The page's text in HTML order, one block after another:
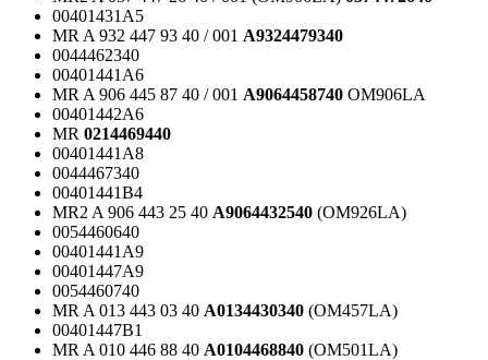
00401431A5
MR A 932 447 93 40 / 001 A9324479340
0044462340
00401441A6
MR A 906 445 87 40 / 001 A9064458740 OM906LA
00401442A6
MR 0214469440
00401441A8
0044467340
00401441B4
MR2 A 906 443 25 40 A9064432540 (OM926LA)
0054460640
00401441A9
00401447A9
0054460740
MR A 013 443 03 40 A0134430340 (OM457LA)
00401447B1
MR A 010 446 88 40 A0104468840 (OM501LA)